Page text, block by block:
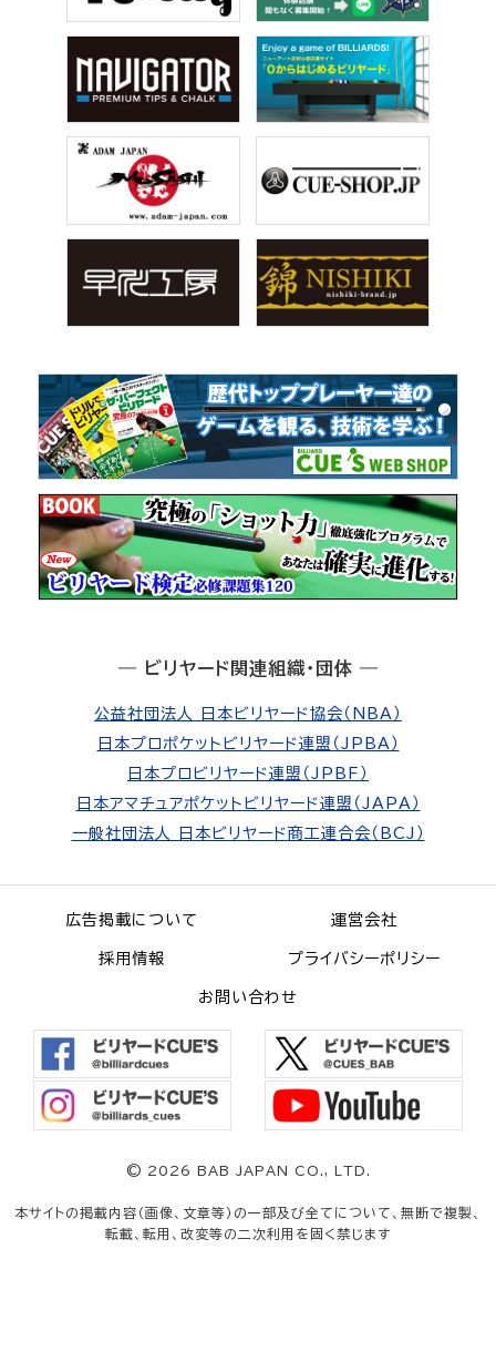
― ビリヤード関連組織・団体 ―
公益社団法人 日本ビリヤード協会（NBA）
日本プロポケットビリヤード連盟（JPBA）
日本プロビリヤード連盟（JPBF）
日本アマチュアポケットビリヤード連盟（JAPA）
一般社団法人 日本ビリヤード商工連合会（BCJ）
広告掲載について 運営会社
採用情報 プライバシーポリシー
お問い合わせ
© 2026 BAB JAPAN CO., LTD.
本サイトの掲載内容（画像、文章等）の一部及び全てについて、無断で複製、
転載、転用、改変等の二次利用を固く禁じます